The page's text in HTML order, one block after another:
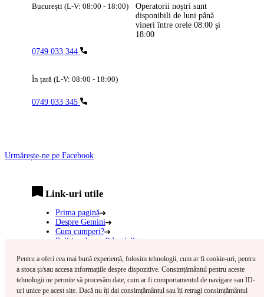
Pentru a oferi cea mai bună experiență, folosim tehnologii, cum ar fi cookie-uri, pentru
a stoca și/sau accesa informațiile despre dispozitive. Consimțământul pentru aceste
tehnologii ne permite să procesăm date, cum ar fi comportamentul de navigare sau ID-
uri unice pe acest site. Dacă nu îți dai consimțământul sau îți retragi consimțământul
București (L-V: 08:00 - 18:00)
Operatorii noștri sunt
disponibili de luni până
vineri între orele 08:00 și
18:00
0749 033 344
În țară (L-V: 08:00 - 18:00)
0749 033 345
Urmărește-ne pe Facebook
Link-uri utile
Prima pagină
Despre Gemini
Cum cumperi?
Politica de confidentialitate
Termeni și condiții
Contact
ANPC